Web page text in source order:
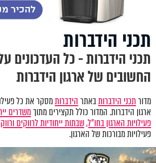
תכני הידברות
תכני הידברות - כל העדכונים
החשובים של ארגון הידברות
מדורתכני הידברותבאתרהידברותמסקר את כל
ארגון הידברות. המדור כולל תקצירים מתוךמשדרים
פעילויות הארגון בחו"ל,שבתות ייחודיות לרווקים
פעילויות מבורכות של הארגון.